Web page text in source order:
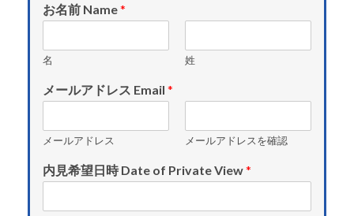
お名前 Name*
名 姓
メールアドレス Email *
メールアドレス メールアドレスを確認
内見希望日時 Date of Private View*